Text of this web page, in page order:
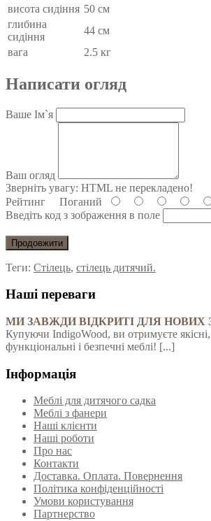
висота сидіння 50 см
глибина
сидіння
44 см
вага
2.5 кг
Написати огляд
Ваше Ім`я
Ваш огляд
Зверніть увагу: HTML не перекладено!
Рейтинг Поганий
Введіть код з зображення в поле
Продовжити
Теги: Стілець, стілець дитячий.
Наші переваги
МИ ЗАВЖДИ ВІДКРИТІ ДЛЯ НОВИХ
Купуючи IndigoWood, ви отримуєте якісні,
функціональні і безпечні меблі! [...]
Інформація
Меблі для дитячого садка
Меблі з фанери
Наші клієнти
Наші роботи
Про нас
Контакти
Доставка. Оплата. Повернення
Політика конфіденційності
Умови користування
Партнерство